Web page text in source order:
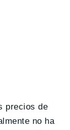
precios de
no ha